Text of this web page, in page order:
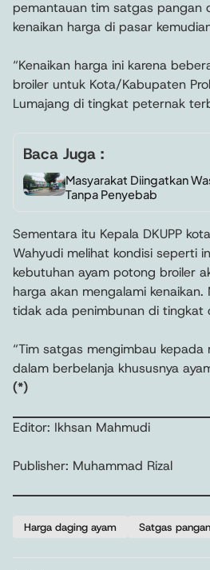
pemantauan tim satgas pangan
kenaikan harga di pasar
“Kenaikan harga ini karena
broiler untuk Kota/Kabupaten
Lumajang di tingkat peternak
Baca Juga :
Masyarakat Diingatkan
Tanpa Penyebab
Sementara itu Kepala DKUPP
Wahyudi melihat kondisi seperti
kebutuhan ayam potong broiler
harga akan mengalami
tidak ada penimbunan di tingkat
“Tim satgas mengimbau
dalam berbelanja khususnya
(*)
Editor: Ikhsan Mahmudi
Publisher: Muhammad Rizal
Harga daging ayam Satgas pangan